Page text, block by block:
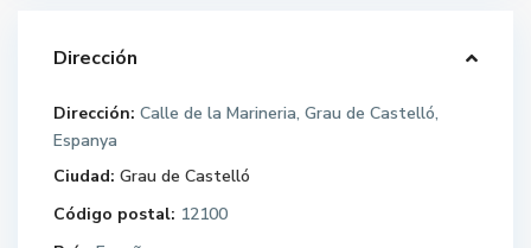
Dirección
Dirección: Calle de la Marineria, Grau de Castelló,
Espanya
Ciudad: Grau de Castelló
Código postal: 12100